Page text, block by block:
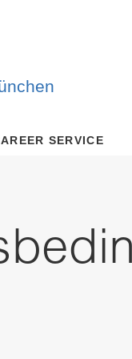
SERVICE